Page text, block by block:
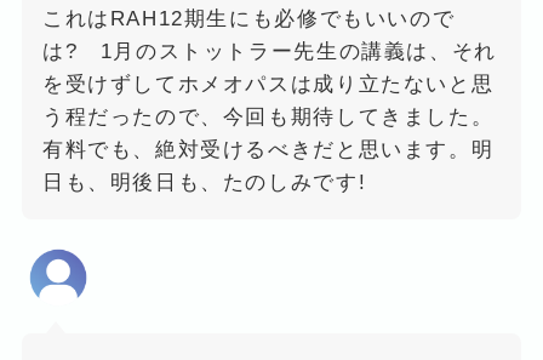
これはRAH12期生にも必修でもいいので
は? 1月のストットラー先生の講義は、それ
を受けずしてホメオパスは成り立たないと思
う程だったので、今回も期待してきました。
有料でも、絶対受けるべきだと思います。明
日も、明後日も、たのしみです!